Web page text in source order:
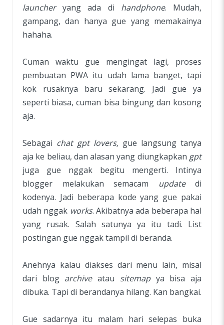
launcheryang ada di handphone. Mudah,
gampang, dan hanya gue yang memakainya
hahaha.
Cuman waktu gue mengingat lagi, proses
pembuatan PWA itu udah lama banget, tapi
kok rusaknya baru sekarang. Jadi gue ya
seperti biasa, cuman bisa bingung dan kosong
aja.
Sebagai chat gpt lovers, gue langsung tanya
aja ke beliau, dan alasan yang diungkapkan gpt
juga gue nggak begitu mengerti. Intinya
blogger melakukan semacam
update di
kodenya. Jadi beberapa kode yang gue pakai
udah nggak works. Akibatnya ada beberapa hal
yang rusak. Salah satunya ya itu tadi. List
postingan gue nggak tampil di beranda.
Anehnya kalau diakses dari menu lain, misal
dari blog archiveatau sitemapya bisa aja
dibuka. Tapi di berandanya hilang. Kan bangkai.
Gue sadarnya itu malam hari selepas buka